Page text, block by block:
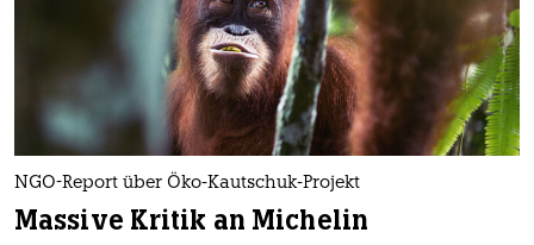
NGO-Report über Öko-Kautschuk-Projekt
Massive Kritik an Michelin